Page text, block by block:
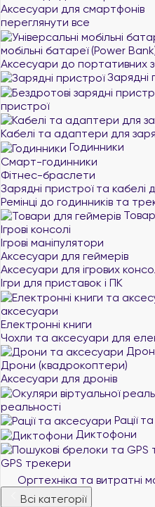
Аксесуари для смартфонів
переглянути все
мобільні батареї (Power
Аксесуари до портативних
Зарядні
пристрої
Кабелі та адаптери для
Годинники
Смарт-годинники
Фітнес-браслети
Зарядні пристрої та кабелі
Ремінці до годинників та
Ігрові консолі
Ігрові маніпулятори
Аксесуари для геймерів
Аксесуари для ігрових
Ігри для приставок і ПК
аксесуари
Електронні книги
Чохли та аксесуари для
Дрони (квадрокоптери)
Аксесуари для дронів
реальності
Рації
Диктофони
GPS трекери
Оргтехніка та витратні
Всі категорії